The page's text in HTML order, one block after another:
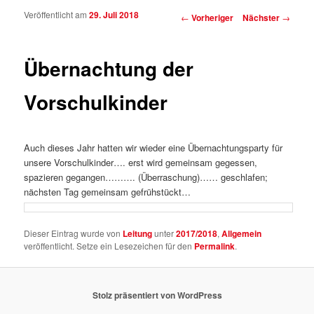
Beitragsnavigation
← Vorheriger Nächster →
Übernachtung der
Vorschulkinder
Veröffentlicht am29. Juli 2018
Auch dieses Jahr hatten wir wieder eine Übernachtungsparty für
unsere Vorschulkinder…. erst wird gemeinsam gegessen,
spazieren gegangen………. (Überraschung)…… geschlafen;
nächsten Tag gemeinsam gefrühstückt…
Dieser Eintrag wurde von Leitungunter2017/2018,Allgemein
veröffentlicht. Setze ein Lesezeichen für den Permalink.
Stolz präsentiert von WordPress